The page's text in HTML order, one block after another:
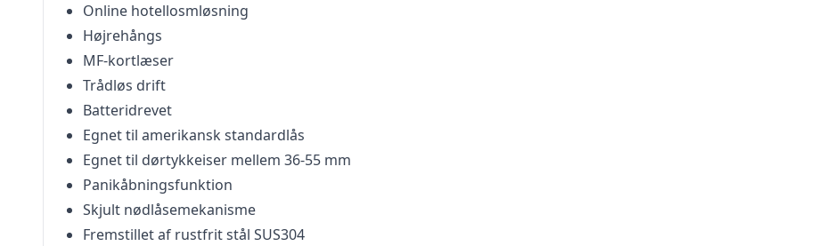
Online hotellosmløsning
Højrehångs
MF-kortlæser
Trådløs drift
Batteridrevet
Egnet til amerikansk standardlås
Egnet til dørtykkeiser mellem 36-55 mm
Panikåbningsfunktion
Skjult nødlåsemekanisme
Fremstillet af rustfrit stål SUS304